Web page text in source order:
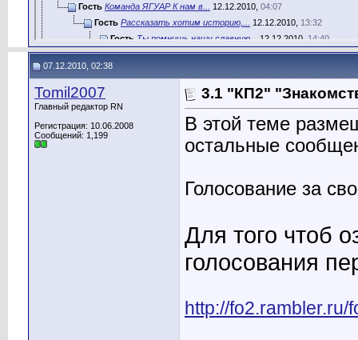
Гость Команда ЯГУАР К нам в... 12.12.2010, 04:07
Гость Рассказать хотим историю,... 12.12.2010, 13:32
Гость Ты помнишь нашу славную... 12.12.2010, 14:40
Гость Мы споем Вам свою волчью...12.12.2010,15:35
Гость Night Racers - это не просто...
Гость Команда ХУЛИГАНЫ одна из... 12.12.2010, 16:00
Гость Команда "STORM" ...12.12.2010,
Первый пост обновлен....14.12.2010,
13:27
Гость У Призраков свои причины...
17.12.2010,18:01
вообще то "Дорога ложка к...
Аштрей должен был вручить...18.12.2010, 06:01
07.12.2010, 02:38
Tomil2007
Главный редактор RN
Регистрация: 10.06.2008
Сообщений: 1,199
3.1 "КП2"
В этой теме
остальные
Голосование за
Для того чтоб
голосования
http://